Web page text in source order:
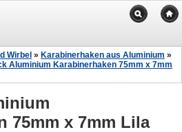
Wirbel » Karabinerhaken aus Aluminium »
Aluminium Karabinerhaken 75mm x 7mm
75mm x 7mm Lila